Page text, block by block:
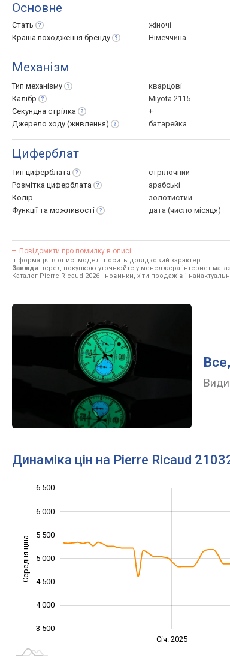
Основне
Стать
жіночі
Країна походження бренду Німеччина
Механізм
Тип механізму
кварцові
Калібр
Miyota 2115
Секундна стрілка
+
Джерело ходу (живлення) батарейка
Циферблат
Тип циферблата
стрілочний
Розмітка циферблата
арабські
Колір
золотистий
Функції та можливості дата (число місяця)
Повідомити про помилку в описі
Інформація в описі моделі носить довідковий характер.
Завжди перед покупкою уточнюйте у менеджера інтернет-
Каталог Pierre Ricaud 2026 - новинки, хіти продажів і
Види
Динаміка цін на Pierre Ricaud
Середня ціна 3 500
3 500
4 000
4 500
5 000
5 500
6 000
6 500
Січ. 2025